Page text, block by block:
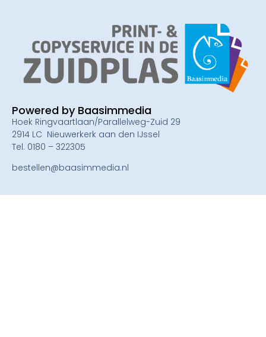
Powered by Baasimmedia
Hoek Ringvaartlaan/Parallelweg-Zuid 29
2914 LC Nieuwerkerk aan den IJssel
Tel. 0180 – 322305
bestellen@baasimmedia.nl